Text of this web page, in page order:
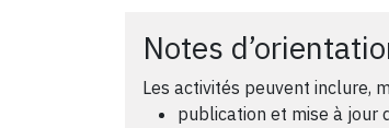
Notes
Les activités peuvent inclure,
publication et mise à jour